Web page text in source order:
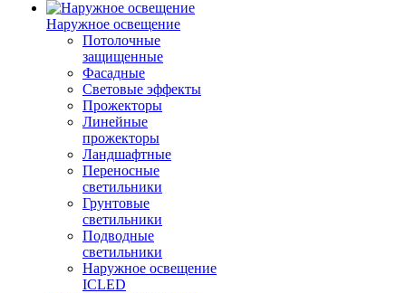
Наружное освещение
Потолочные
защищенные
Фасадные
Световые эффекты
Прожекторы
Линейные
прожекторы
Ландшафтные
Переносные
светильники
Грунтовые
светильники
Подводные
светильники
Наружное освещение
ICLED